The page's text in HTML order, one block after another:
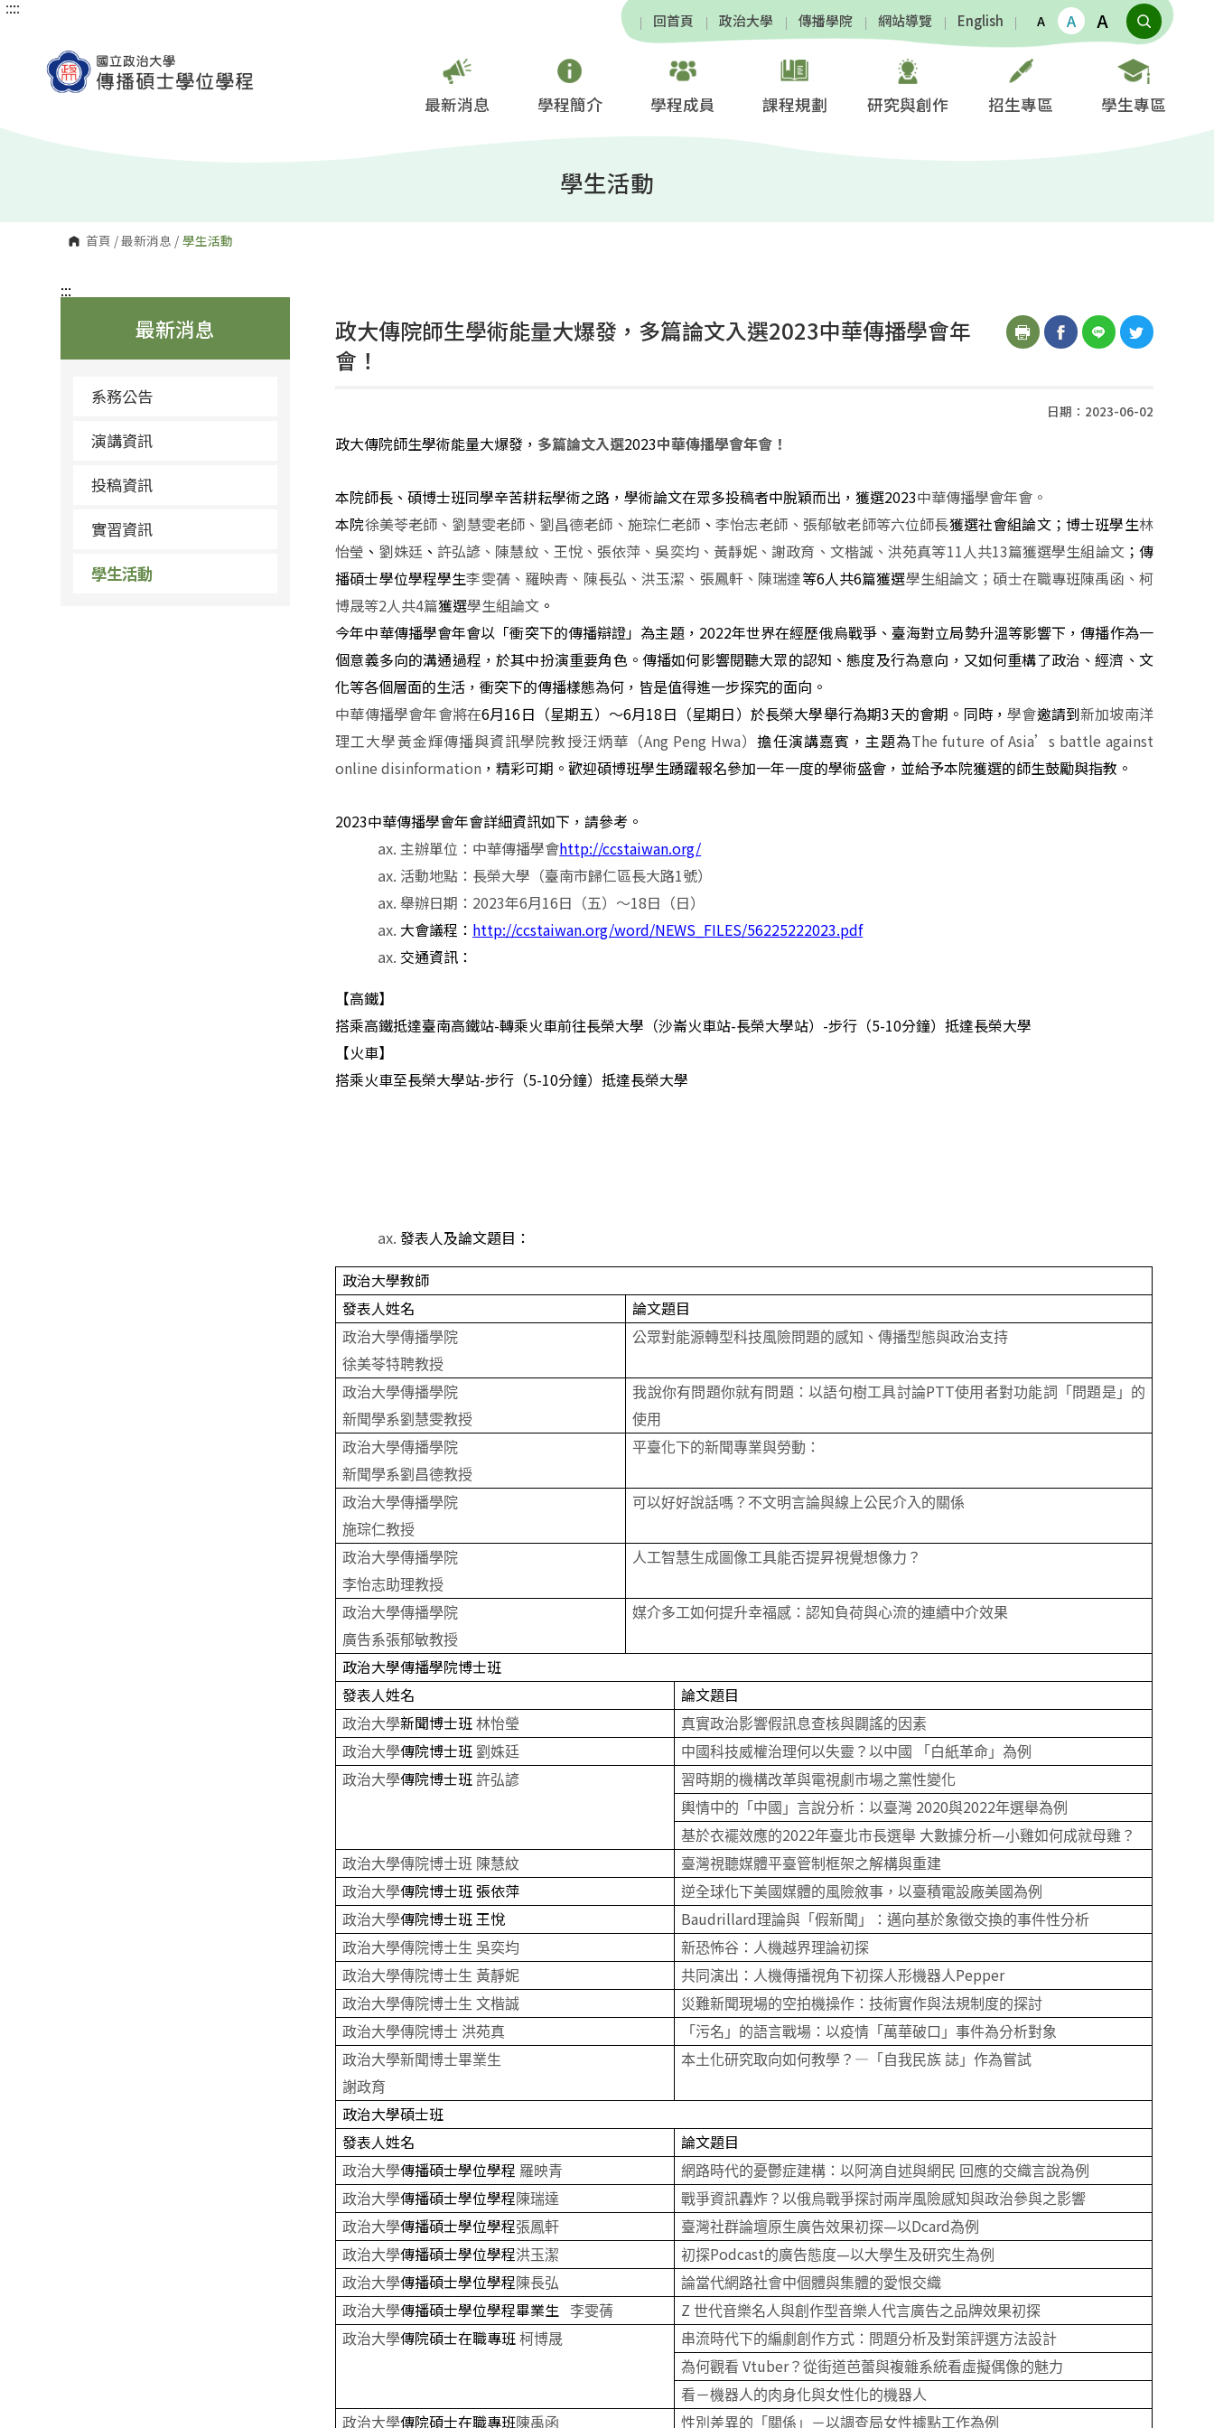
跳
:::
回首頁 政治大學 傳播學院 網站導覽 English A A A
最新消息 學程簡介 學程成員 課程規劃 研究與創作 招生專區 學生專區
學生活動
首頁 /最新消息 / 學生活動
:::
最新消息
系務公告
演講資訊
投稿資訊
實習資訊
學生活動
:::
政大傳院師生學術能量大爆發，多篇論文入選2023中華傳播學會年
會！
日期：2023-06-02
政大傳院師生學術能量大爆發， 多篇論文入選2023中華傳播學會年會！
本院師長、碩博士班同學辛苦耕耘學術之路，學術論文在眾多投稿者中脫穎而出，獲選2023中華傳播學會年會。
本院徐美苓老師、劉慧雯老師、劉昌德老師、施琮仁老師 、 李怡志老師、張郁敏老師等六位師長獲選社會組論文；博士班學生林
怡瑩 、 劉姝廷 、 許弘諺、陳慧紋、王悅、張依萍、吳奕均、黃靜妮、謝政育、文楷誠、洪苑真等11人共13篇獲選學生組論文；傳
播碩士學位學程學生李雯蒨、羅映青、陳長弘、洪玉潔、張鳳軒、陳瑞達等6人共6篇獲選學生組論文；碩士在職專班陳禹函、柯
博晟等2人共4篇獲選學生組論文 。
今年中華傳播學會年會以「衝突下的傳播辯證」為主題， 2022年世界在經歷俄烏戰爭、臺海對立局勢升溫等影響下，傳播作為一
個意義多向的溝通過程，於其中扮演重要角色。傳播如何影響閱聽大眾的認知、態度及行為意向，又如何重構了政治、經濟、文
化等各個層面的生活，衝突下的傳播樣態為何，皆是值得進一步探究的面向。
中華傳播學會年會將在6月16日（星期五）～6月18日（星期日）於長榮大學舉行為期3天的會期。同時，學會邀請到新加坡南洋
理工大學黃金輝傳播與資訊學院教授汪炳華（Ang Peng Hwa）擔任演講嘉賓，主題為The future of Asia’s battle against
online disinformation ，精彩可期。歡迎碩博班學生踴躍報名參加一年一度的學術盛會，並給予本院獲選的師生鼓勵與指教。
2023中華傳播學會年會詳細資訊如下，請參考。
主辦單位：中華傳播學會http://ccstaiwan.org/
活動地點：長榮大學（臺南市歸仁區長大路1號）
舉辦日期： 2023年6月16日（五）～18日（日）
大會議程： http://ccstaiwan.org/word/NEWS_FILES/56225222023.pdf
交通資訊：
【高鐵】
搭乘高鐵抵達臺南高鐵站-轉乘火車前往長榮大學（沙崙火車站-長榮大學站） -步行（5-10分鐘）抵達長榮大學
【火車】
搭乘火車至長榮大學站-步行（5-10分鐘）抵達長榮大學
發表人及論文題目：
政治大學教師
發表人姓名
論文題目
政治大學傳播學院
徐美苓特聘教授
公眾對能源轉型科技風險問題的感知、傳播型態與政治支持
政治大學傳播學院
新聞學系劉慧雯教授
我說你有問題你就有問題：以語句樹工具討論PTT使用者對功能詞「問題是」的
使用
政治大學傳播學院
新聞學系劉昌德教授
平臺化下的新聞專業與勞動：
政治大學傳播學院
施琮仁教授
可以好好說話嗎？不文明言論與線上公民介入的關係
政治大學傳播學院
李怡志助理教授
人工智慧生成圖像工具能否提昇視覺想像力？
政治大學傳播學院
廣告系張郁敏教授
媒介多工如何提升幸福感：認知負荷與心流的連續中介效果
政治大學傳播學院博士班
發表人姓名
論文題目
政治大學新聞博士班 林怡瑩
真實政治影響假訊息查核與闢謠的因素
政治大學傳院博士班 劉姝廷
中國科技威權治理何以失靈？以中國 「白紙革命」為例
政治大學傳院博士班 許弘諺
習時期的機構改革與電視劇市場之黨性變化
輿情中的「中國」言說分析：以臺灣 2020與2022年選舉為例
基於衣襬效應的2022年臺北市長選舉 大數據分析—小雞如何成就母雞？
政治大學傳院博士班 陳慧紋
臺灣視聽媒體平臺管制框架之解構與重建
政治大學傳院博士班張依萍
逆全球化下美國媒體的風險敘事，以臺積電設廠美國為例
政治大學傳院博士班王悅 Baudrillard理論與「假新聞」：邁向基於象徵交換的事件性分析
政治大學傳院博士生 吳奕均
新恐怖谷：人機越界理論初探
政治大學傳院博士生 黃靜妮
共同演出：人機傳播視角下初探人形機器人Pepper
政治大學傳院博士生 文楷誠
災難新聞現場的空拍機操作：技術實作與法規制度的探討
政治大學傳院博士 洪苑真
「污名」的語言戰場：以疫情「萬華破口」事件為分析對象
政治大學新聞博士畢業生
謝政育
本土化研究取向如何教學？ ― 「自我民族 誌」作為嘗試
政治大學碩士班
發表人姓名
論文題目
政治大學傳播碩士學位學程 羅映青
網路時代的憂鬱症建構：以阿滴自述與網民 回應的交織言說為例
政治大學傳播碩士學位學程 陳瑞達
戰爭資訊轟炸？以俄烏戰爭探討兩岸風險感知與政治參與之影響
政治大學傳播碩士學位學程張鳳軒 臺灣社群論壇原生廣告效果初探—以Dcard為例
政治大學傳播碩士學位學程洪玉潔 初探Podcast的廣告態度—以大學生及研究生為例
政治大學傳播碩士學位學程 陳長弘
論當代網路社會中個體與集體的愛恨交織
政治大學傳播碩士學位學程畢業生 李雯蒨 Z世代音樂名人與創作型音樂人代言廣告之品牌效果初探
政治大學傳院碩士在職專班 柯博晟
串流時代下的編劇創作方式：問題分析及對策評選方法設計
為何觀看 Vtuber？從街道芭蕾與複雜系統看虛擬偶像的魅力
看－機器人的肉身化與女性化的機器人
政治大學傳院碩士在職專班陳禹函 性別差異的「關係」－以調查局女性據點工作為例